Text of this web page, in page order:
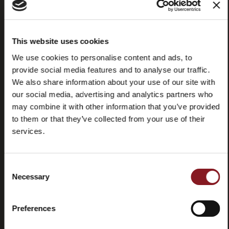
This website uses cookies
We use cookies to personalise content and ads, to
provide social media features and to analyse our traffic.
We also share information about your use of our site with
our social media, advertising and analytics partners who
may combine it with other information that you’ve provided
to them or that they’ve collected from your use of their
services.
Selection
Necessary
Preferences
(FAQ)
Kontaktieren
Sie uns
Tutorials
und
Handbücher